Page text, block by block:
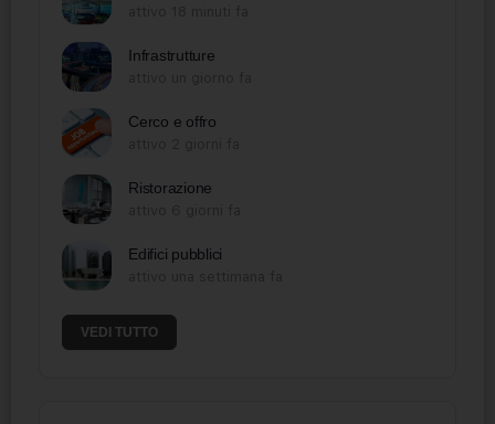
Infrastrutture
Cerco e offro
Ristorazione
Edifici pubblici
VEDI TUTTO